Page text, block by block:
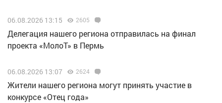
06.08.2026 13:15 2605
Делегация нашего региона отправилась на финал
проекта «МолоТ» в Пермь
06.08.2026 13:07 2624
Жители нашего региона могут принять участие в
конкурсе «Отец года»